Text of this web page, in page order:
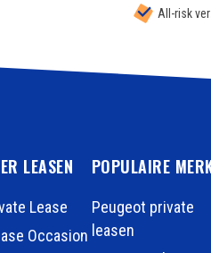
All-risk
LEASEN
Lease
Occasion
POPULAIRE
Peugeot private
leasen